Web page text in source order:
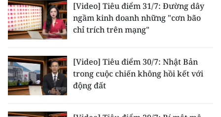
NHÂN DÂN CUỐI TUẦN
MUA BÁO
ĐỌC BÁO IN
[Video] Tiêu điểm 31/7: Đường dây
ngầm kinh doanh những "cơn bão
chỉ trích trên mạng"
[Video] Tiêu điểm 30/7: Nhật Bản
trong cuộc chiến không hồi kết với
động đất